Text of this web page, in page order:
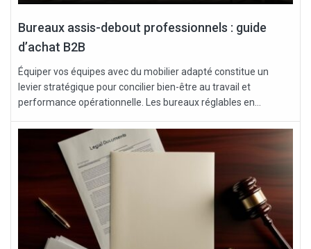
Bureaux assis-debout professionnels : guide
d’achat B2B
Équiper vos équipes avec du mobilier adapté constitue un
levier stratégique pour concilier bien-être au travail et
performance opérationnelle. Les bureaux réglables en...